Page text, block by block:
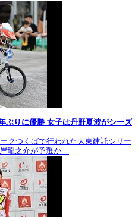
ぶりに優勝 女子は丹野夏波がシーズ
クつくばで行われた大東建託シリー
龍之介が予選か…